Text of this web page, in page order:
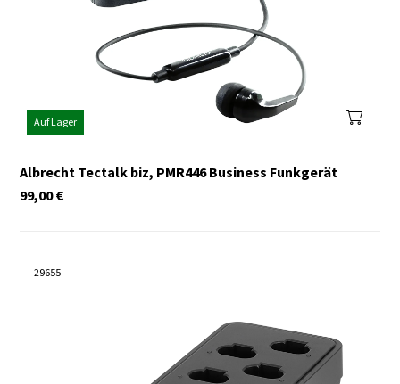
Auf Lager
Albrecht Tectalk biz, PMR446 Business Funkgerät
€
99,00
29655